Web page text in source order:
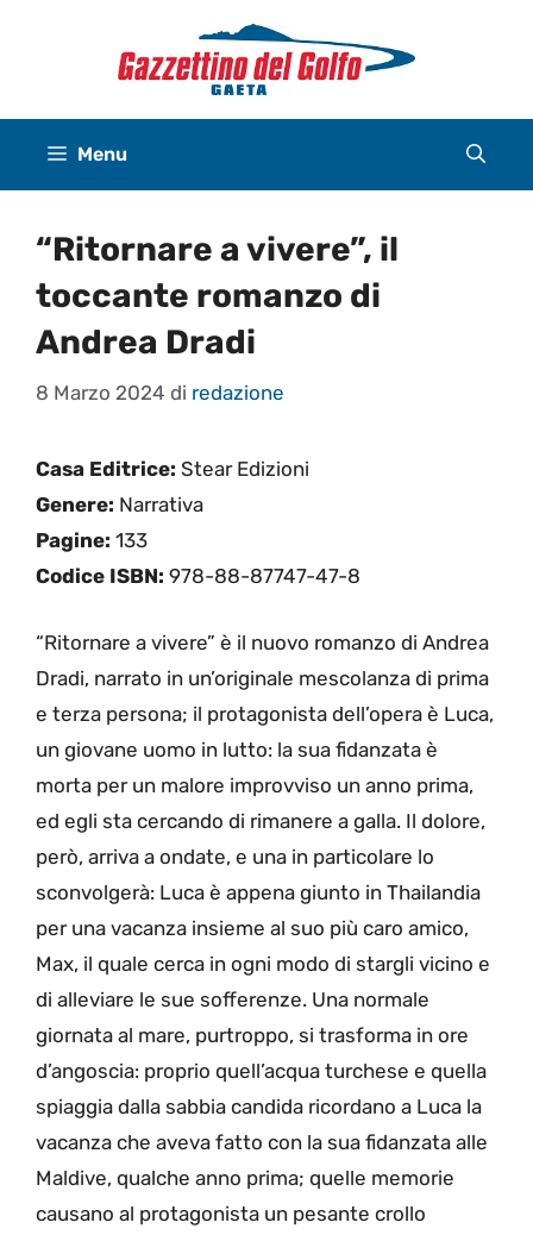
Menu
“Ritornare a vivere”, il
toccante romanzo di
Andrea Dradi
8 Marzo 2024 di redazione
Casa Editrice: Stear Edizioni
Genere: Narrativa
Pagine: 133
Codice ISBN: 978-88-87747-47-8
“Ritornare a vivere” è il nuovo romanzo di Andrea
Dradi, narrato in un’originale mescolanza di prima
e terza persona; il protagonista dell’opera è Luca,
un giovane uomo in lutto: la sua fidanzata è
morta per un malore improvviso un anno prima,
ed egli sta cercando di rimanere a galla. Il dolore,
però, arriva a ondate, e una in particolare lo
sconvolgerà: Luca è appena giunto in Thailandia
per una vacanza insieme al suo più caro amico,
Max, il quale cerca in ogni modo di stargli vicino e
di alleviare le sue sofferenze. Una normale
giornata al mare, purtroppo, si trasforma in ore
d’angoscia: proprio quell’acqua turchese e quella
spiaggia dalla sabbia candida ricordano a Luca la
vacanza che aveva fatto con la sua fidanzata alle
Maldive, qualche anno prima; quelle memorie
causano al protagonista un pesante crollo